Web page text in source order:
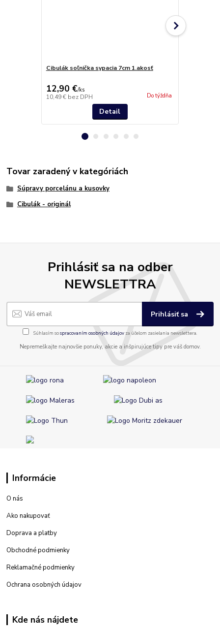
Cibulák soľnička sypacia 7cm 1.akosť
12,90 €/ks
10,49 € bez DPH Do týždňa
Detail
Tovar zaradený v kategóriách
Súpravy porcelánu a kusovky
Cibulák - originál
Prihlásiť sa na odber
NEWSLETTRA
Prihlásiť sa
Súhlasím sospracovaním osobných údajov za účelom zasielania newslettera.
Nepremeškajte najnovšie ponuky, akcie a inšpirujúce tipy pre váš domov.
Informácie
O nás
Ako nakupovať
Doprava a platby
Obchodné podmienky
Reklamačné podmienky
Ochrana osobných údajov
Kde nás nájdete